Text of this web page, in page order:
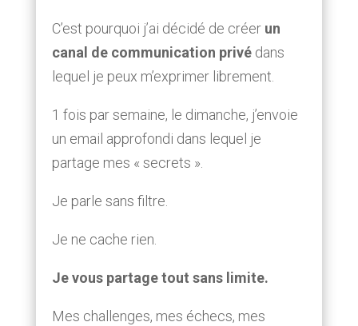
C’est pourquoi j’ai décidé de créer un
canal de communication privé dans
lequel je peux m’exprimer librement.
1 fois par semaine, le dimanche, j’envoie
un email approfondi dans lequel je
partage mes « secrets ».
Je parle sans filtre.
Je ne cache rien.
Je vous partage tout sans limite.
Mes challenges, mes échecs, mes